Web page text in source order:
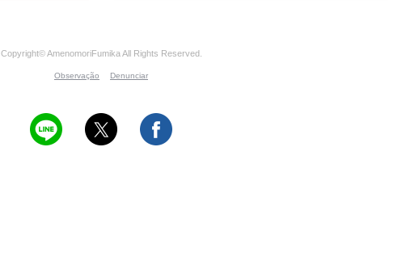
Copyright© AmenomoriFumika All Rights Reserved.
Observação Denunciar